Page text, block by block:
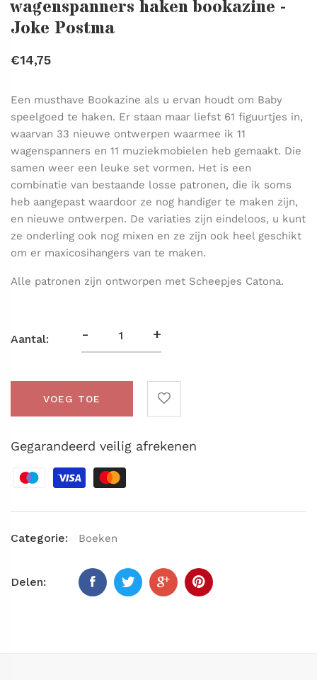
wagenspanners haken bookazine -
Joke Postma
€14,75
Een musthave Bookazine als u ervan houdt om Baby
speelgoed te haken. Er staan maar liefst 61 figuurtjes in,
waarvan 33 nieuwe ontwerpen waarmee ik 11
wagenspanners en 11 muziekmobielen heb gemaakt. Die
samen weer een leuke set vormen. Het is een
combinatie van bestaande losse patronen, die ik soms
heb aangepast waardoor ze nog handiger te maken zijn,
en nieuwe ontwerpen. De variaties zijn eindeloos, u kunt
ze onderling ook nog mixen en ze zijn ook heel geschikt
om er maxicosihangers van te maken.
Alle patronen zijn ontworpen met Scheepjes Catona.
Aantal: - +
VOEG TOE
Gegarandeerd veilig afrekenen
Categorie: Boeken
Delen: